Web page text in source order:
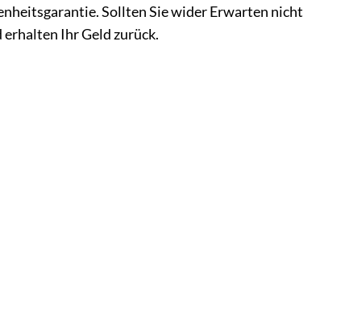
Sollten Sie wider Erwarten nicht
erhalten Ihr Geld zurück.